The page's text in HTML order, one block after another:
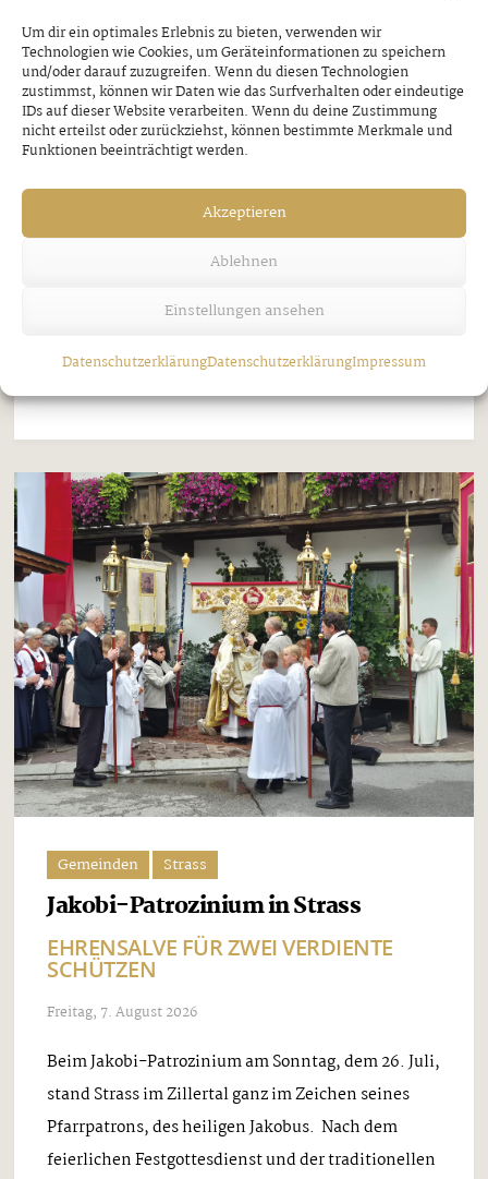
Um dir ein optimales Erlebnis zu bieten, verwenden wir
Technologien wie Cookies, um Geräteinformationen zu speichern
und/oder darauf zuzugreifen. Wenn du diesen Technologien
zustimmst, können wir Daten wie das Surfverhalten oder eindeutige
IDs auf dieser Website verarbeiten. Wenn du deine Zustimmung
nicht erteilst oder zurückziehst, können bestimmte Merkmale und
Funktionen beeinträchtigt werden.
Akzeptieren
Ablehnen
Einstellungen ansehen
DatenschutzerklärungDatenschutzerklärungImpressum
Gemeinden Strass
Unwetter über Strass
MARTERL HIELT STAND
Freitag, 7. August 2026
Mit heftigen Windböen zog letzten
Samstagnachmittag ein Gewitter über das vordere
der Nähe des Bahnübergangs Astholz einfach um.
aber nicht ...
Gemeinden Strass
Jakobi-Patrozinium in Strass
EHRENSALVE FÜR ZWEI VERDIENTE
SCHÜTZEN
Freitag, 7. August 2026
Beim Jakobi-Patrozinium am Sonntag, dem 26. Juli,
stand Strass im Zillertal ganz im Zeichen seines
Pfarrpatrons, des heiligen Jakobus. Nach dem
feierlichen Festgottesdienst und der traditionellen